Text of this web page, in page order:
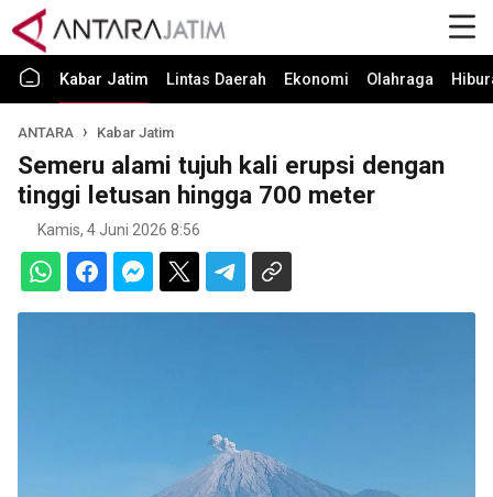
Kabar Jatim Lintas Daerah Ekonomi Olahraga
ANTARA Kabar Jatim
Semeru alami tujuh kali erupsi dengan
tinggi letusan hingga 700 meter
Kamis, 4 Juni 2026 8:56